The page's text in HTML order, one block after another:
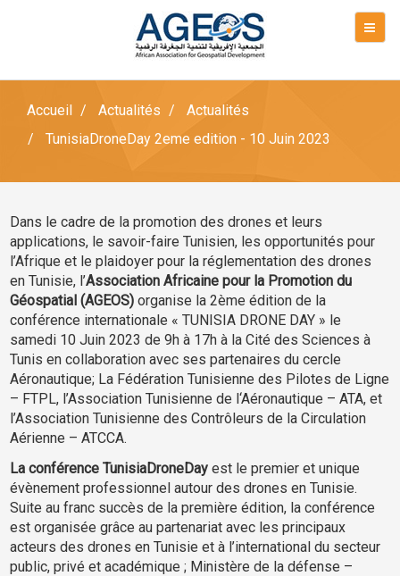
Accueil Actualités
Actualités
TunisiaDroneDay 2eme edition - 10 Juin 2023
Dans le cadre de la promotion des drones et leurs
applications, le savoir-faire Tunisien, les opportunités pour
l’Afrique et le plaidoyer pour la réglementation des drones
en Tunisie, l’Association Africaine pour la Promotion du
Géospatial (AGEOS) organise la 2ème édition de la
conférence internationale « TUNISIA DRONE DAY » le
samedi 10 Juin 2023 de 9h à 17h à la Cité des Sciences à
Tunis en collaboration avec ses partenaires du cercle
Aéronautique; La Fédération Tunisienne des Pilotes de Ligne
– FTPL, l’Association Tunisienne de l‘Aéronautique – ATA, et
l’Association Tunisienne des Contrôleurs de la Circulation
Aérienne – ATCCA.
La conférence TunisiaDroneDay est le premier et unique
évènement professionnel autour des drones en Tunisie.
Suite au franc succès de la première édition, la conférence
est organisée grâce au partenariat avec les principaux
acteurs des drones en Tunisie et à l’international du secteur
public, privé et académique ; Ministère de la défense –